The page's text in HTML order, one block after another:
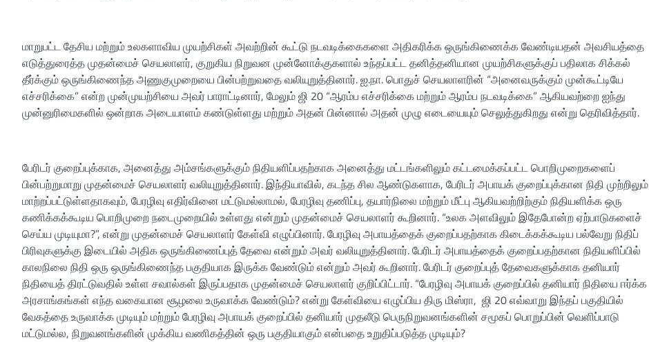
மாறுபட்ட தேசிய மற்றும் உலகளாவிய முயற்சிகள் அவற்றின் கூட்டு நடவடிக்கைகளை அதிகரிக்க ஒருங்கிணைக்க வேண்டியதன் அவசியத்தை
எடுத்துரைத்த முதன்மைச் செயலாளர், குறுகிய நிறுவன முன்னோக்குகளால் உந்தப்பட்ட தனித்தனியான முயற்சிகளுக்குப் பதிலாக சிக்கல்
தீர்க்கும் ஒருங்கிணைந்த அணுகுமுறையை பின்பற்றுவதை வலியுறுத்தினார். ஐ.நா. பொதுச் செயலாளரின் “அனைவருக்கும் முன்கூட்டியே
எச்சரிக்கை” என்ற முன்முயற்சியை அவர் பாராட்டினார், மேலும் ஜி 20 “ஆரம்ப எச்சரிக்கை மற்றும் ஆரம்ப நடவடிக்கை” ஆகியவற்றை ஐந்து
முன்னுரிமைகளில் ஒன்றாக அடையாளம் கண்டுள்ளது மற்றும் அதன் பின்னால் அதன் முழு எடையையும் செலுத்துகிறது என்று தெரிவித்தார்.
பேரிடர் குறைப்புக்காக, அனைத்து அம்சங்களுக்கும் நிதியளிப்பதற்காக அனைத்து மட்டங்களிலும் கட்டமைக்கப்பட்ட பொறிமுறைகளைப்
பின்பற்றுமாறு முதன்மைச் செயலாளர் வலியுறுத்தினார். இந்தியாவில், கடந்த சில ஆண்டுகளாக, பேரிடர் அபாயக் குறைப்புக்கான நிதி முற்றிலும்
மாற்றப்பட்டுள்ளதாகவும், பேரழிவு எதிர்வினை மட்டுமல்லாமல், பேரழிவு தணிப்பு, தயார்நிலை மற்றும் மீட்பு ஆகியவற்றிற்கும் நிதியளிக்க ஒரு
கணிக்கக்கூடிய பொறிமுறை நடைமுறையில் உள்ளது என்றும் முதன்மைச் செயலாளர் கூறினார். “உலக அளவிலும் இதேபோன்ற ஏற்பாடுகளைச்
செய்ய முடியுமா?”, என்று முதன்மைச் செயலாளர் கேள்வி எழுப்பினார். பேரழிவு அபாயத்தைக் குறைப்பதற்காக கிடைக்கக்கூடிய பல்வேறு நிதிப்
பிரிவுகளுக்கு இடையில் அதிக ஒருங்கிணைப்புத் தேவை என்றும் அவர் வலியுறுத்தினார். பேரிடர் அபாயத்தைக் குறைப்பதற்கான நிதியளிப்பில்
காலநிலை நிதி ஒரு ஒருங்கிணைந்த பகுதியாக இருக்க வேண்டும் என்றும் அவர் கூறினார். பேரிடர் குறைப்புத் தேவைகளுக்காக தனியார்
நிதியைத் திரட்டுவதில் உள்ள சவால்கள் இருப்பதாக முதன்மைச் செயலாளர் குறிப்பிட்டார். “பேரழிவு அபாயக் குறைப்பில் தனியார் நிதியை ஈர்க்க
அரசாங்கங்கள் எந்த வகையான சூழலை உருவாக்க வேண்டும்? என்று கேள்வியை எழுப்பிய திரு மிஸ்ரா, ஜி 20 எவ்வாறு இந்தப் பகுதியில்
வேகத்தை உருவாக்க முடியும் மற்றும் பேரழிவு அபாயக் குறைப்பில் தனியார் முதலீடு பெருநிறுவனங்களின் சமூகப் பொறுப்பின் வெளிப்பாடு
மட்டுமல்ல, நிறுவனங்களின் முக்கிய வணிகத்தின் ஒரு பகுதியாகும் என்பதை உறுதிப்படுத்த முடியும்?